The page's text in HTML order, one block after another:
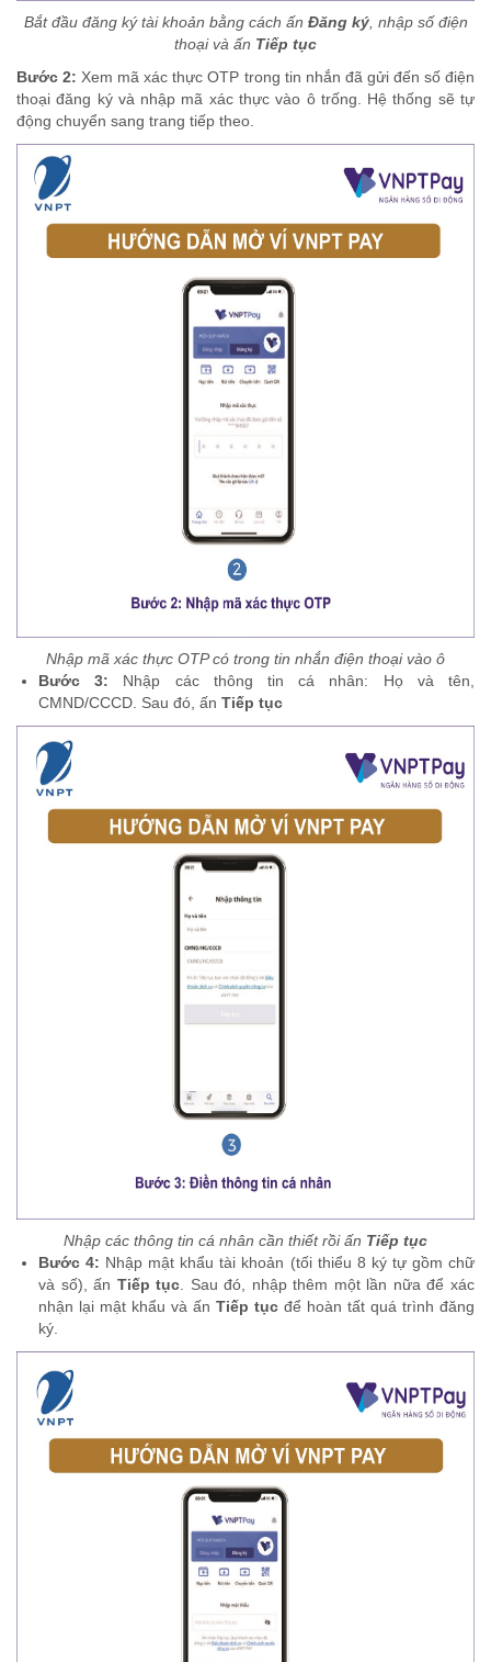
Bắt đầu đăng ký tài khoản bằng cách ấn Đăng ký, nhập số điện
thoại và ấn Tiếp tục
Bước 2: Xem mã xác thực OTP trong tin nhắn đã gửi đến số điện
thoại đăng ký và nhập mã xác thực vào ô trống. Hệ thống sẽ tự
động chuyển sang trang tiếp theo.
Nhập mã xác thực OTP có trong tin nhắn điện thoại vào ô
Bước 3: Nhập các thông tin cá nhân: Họ và tên,
CMND/CCCD. Sau đó, ấn Tiếp tục
Nhập các thông tin cá nhân cần thiết rồi ấn Tiếp tục
Bước 4: Nhập mật khẩu tài khoản (tối thiểu 8 ký tự gồm chữ
và số), ấn Tiếp tục . Sau đó, nhập thêm một lần nữa để xác
nhận lại mật khẩu và ấn Tiếp tục để hoàn tất quá trình đăng
ký.